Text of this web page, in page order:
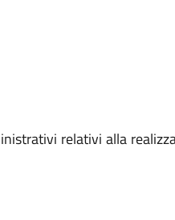
relativi alla